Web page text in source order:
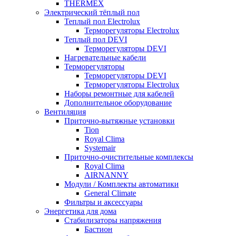
THERMEX
Электрический тёплый пол
Теплый пол Electrolux
Терморегуляторы Electrolux
Теплый пол DEVI
Терморегуляторы DEVI
Нагревательные кабели
Терморегуляторы
Терморегуляторы DEVI
Терморегуляторы Electrolux
Наборы ремонтные для кабелей
Дополнительное оборудование
Вентиляция
Приточно-вытяжные установки
Tion
Royal Clima
Systemair
Приточно-очистительные комплексы
Royal Clima
AIRNANNY
Модули / Комплекты автоматики
General Climate
Фильтры и аксессуары
Энергетика для дома
Стабилизаторы напряжения
Бастион